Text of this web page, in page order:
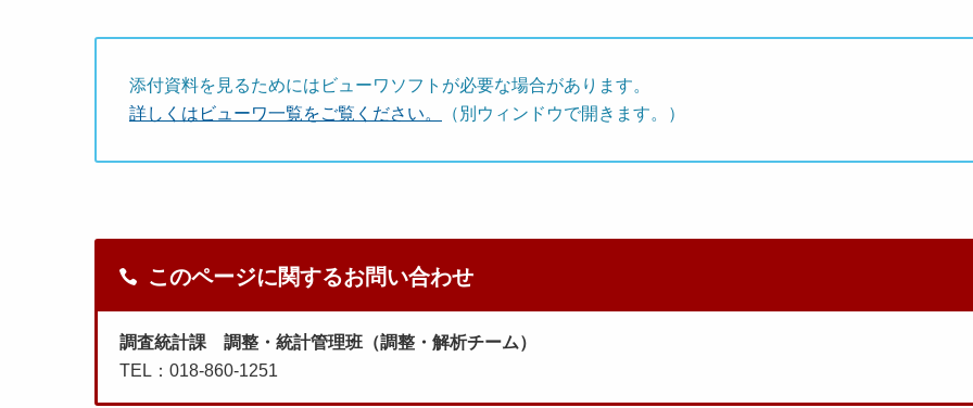
添付資料を見るためにはビューワソフトが必要な場合があります。
詳しくはビューワ一覧をご覧ください。
（別ウィンドウで開きます。）
このページに関するお問い合わせ
調査統計課 調整・統計管理班（調整・解析チーム）
TEL：018-860-1251